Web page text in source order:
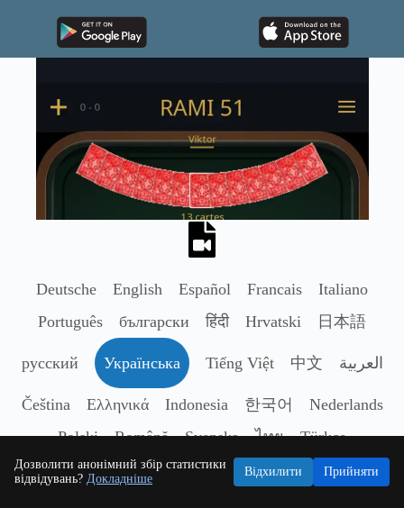
Дозволити анонімний збір статистики
відвідувань? Докладніше
Відхилити Прийняти
Deutsche English Español Francais
Italiano
Português
български हिंदी Hrvatski 日本語
русский Українська Tiếng Việt 中文 العربية
Čeština Ελληνικά Indonesia 한국어
Nederlands
Polski
Română Svenska ไทย Türkçe